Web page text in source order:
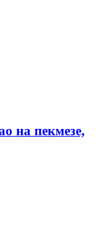
на пекмезе,